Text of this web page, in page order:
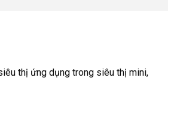
thị ứng dụng trong siêu thị mini,